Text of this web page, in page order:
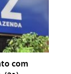
com